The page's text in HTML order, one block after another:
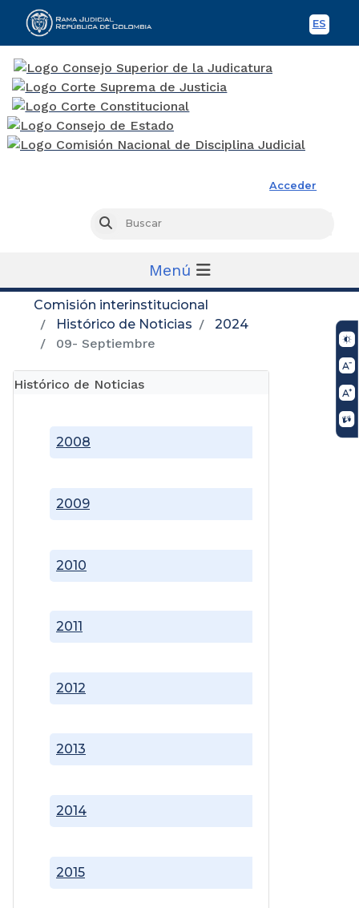
ES
Acceder
Buscar
Menú
Comisión interinstitucional
Histórico de Noticias
2024
09- Septiembre
Histórico de Noticias
2008
2009
2010
2011
2012
2013
2014
2015